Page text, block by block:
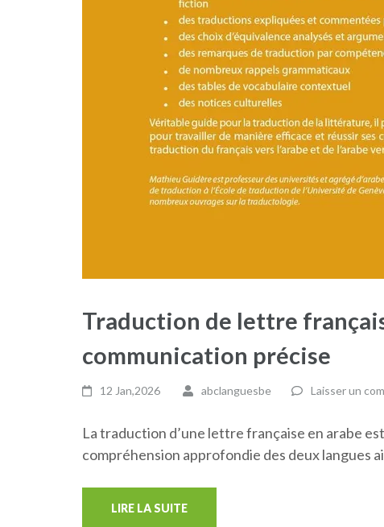
Traduction de lettre
communication précise
12 Jan,2026 abclanguesbe Laisser un
La traduction d’une lettre française en arabe
compréhension approfondie des deux langues
LIRE LA SUITE